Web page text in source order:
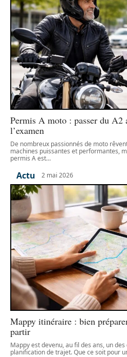
Permis A moto : passer du A2
l’examen
De nombreux passionnés de moto
machines puissantes et performantes,
permis A est…
Actu 2 mai 2026
Mappy itinéraire : bien
partir
Mappy est devenu, au fil des ans, un
planification de trajet. Que ce soit pour